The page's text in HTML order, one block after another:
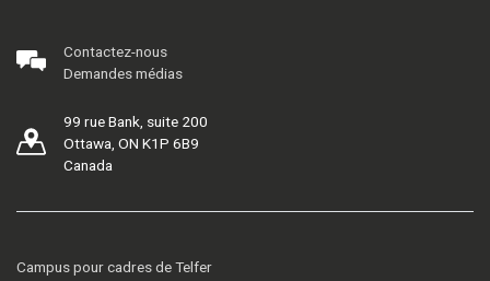
Contactez-nous
Demandes médias
99 rue Bank, suite 200
Ottawa, ON K1P 6B9
Canada
Campus pour cadres de Telfer